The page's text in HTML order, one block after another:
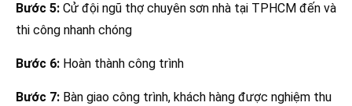
Bước 5: Cử đội ngũ thợ chuyên sơn nhà tại TPHCM đến và
thi công nhanh chóng
Bước 6: Hoàn thành công trình
Bước 7: Bàn giao công trình, khách hàng được nghiệm thu